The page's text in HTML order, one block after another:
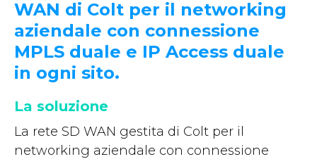
WAN di Colt per il networking
aziendale con connessione
MPLS duale e IP Access duale
in ogni sito.
La soluzione
La rete SD WAN gestita di Colt per il
networking aziendale con connessione